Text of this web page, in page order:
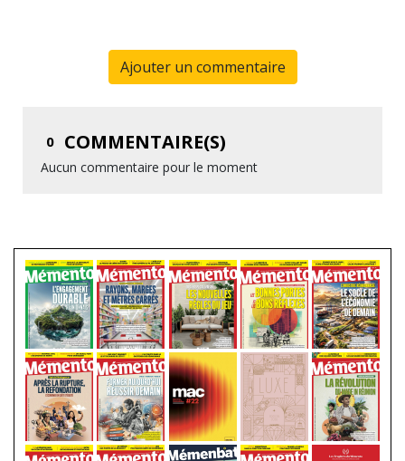
Ajouter un commentaire
0 COMMENTAIRE(S)
Aucun commentaire pour le moment